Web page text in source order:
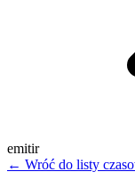
emitir
← Wróć do listy